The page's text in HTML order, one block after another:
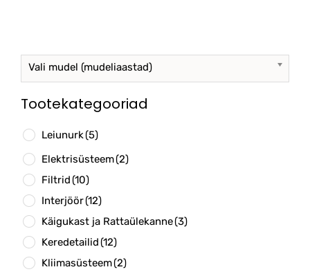
Vali mudel (mudeliaastad)
Tootekategooriad
Leiunurk(5)
Elektrisüsteem(2)
Filtrid(10)
Interjöör(12)
Käigukast ja Rattaülekanne(3)
Keredetailid(12)
Kliimasüsteem(2)